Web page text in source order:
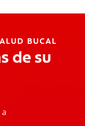
BUCAL
de su